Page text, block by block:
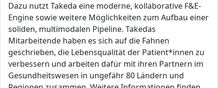
Dazu nutzt Takeda eine moderne, kollaborative F&E-
Engine sowie weitere Möglichkeiten zum Aufbau einer
soliden, multimodalen Pipeline. Takedas
Mitarbeitende haben es sich auf die Fahnen
geschrieben, die Lebensqualität der Patient*innen zu
verbessern und arbeiten dafür mit ihren Partnern im
Gesundheitswesen in ungefähr 80 Ländern und